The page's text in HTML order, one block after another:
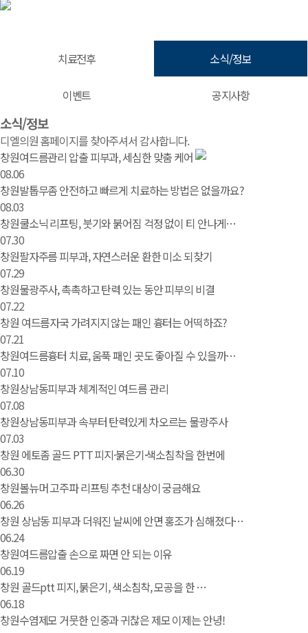
치료전후 소식/정보
이벤트 공지사항
소식/정보 | 창원 피부과 디엘의원
소식/정보
디엘의원 홈페이지를 찾아주셔서 감사합니다.
창원여드름관리 압출 피부과, 세심한 맞춤 케어
08.06
창원발톱무좀 안전하고 빠르게 치료하는 방법은 없을까요?
08.03
창원쿨소닉 리프팅, 붓기와 붉어짐 걱정 없이 티 안나게…
07.30
창원팔자주름 피부과, 자연스러운 환한 미소 되찾기
07.29
창원물광주사, 촉촉하고 탄력 있는 동안 피부의 비결
07.22
창원 여드름자국 가려지지 않는 패인 흉터는 어떡하죠?
07.21
창원여드름흉터 치료, 움푹 패인 곳도 좋아질 수 있을까…
07.10
창원상남동피부과 체계적인 여드름 관리
07.08
창원상남동피부과 속부터 탄력있게 차오르는 물광주사
07.03
창원 에토좀 골드 PTT 피지·붉은기·색소침착을 한번에
06.30
창원볼뉴머 고주파 리프팅 추천 대상이 궁금해요
06.26
창원 상남동 피부과 더워진 날씨에 안면 홍조가 심해졌다…
06.24
창원여드름압출 손으로 짜면 안 되는 이유
06.19
창원 골드ptt 피지, 붉은기, 색소침착, 모공을 한 …
06.18
창원수염제모 거뭇한 인중과 귀찮은 제모 이제는 안녕!